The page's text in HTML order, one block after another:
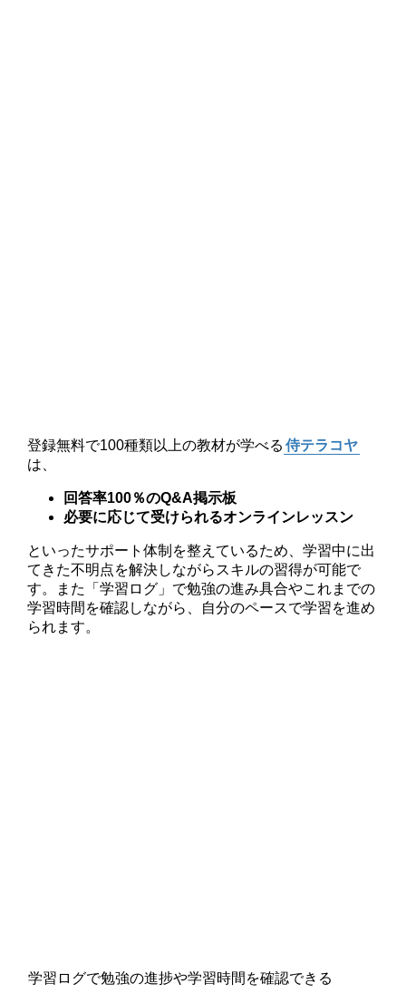
登録無料で100種類以上の教材が学べる 侍テラコヤ
は、
回答率100％のQ&A掲示板
必要に応じて受けられるオンラインレッスン
といったサポート体制を整えているため、学習中に出
てきた不明点を解決しながらスキルの習得が可能で
す。また「学習ログ」で勉強の進み具合やこれまでの
学習時間を確認しながら、自分のペースで学習を進め
られます。
学習ログで勉強の進捗や学習時間を確認できる